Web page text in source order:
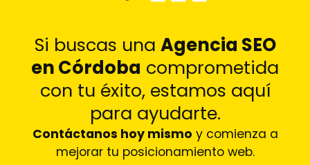
Si buscas una Agencia SEO
en Córdoba comprometida
con tu éxito, estamos aquí
para ayudarte.
Contáctanos hoy mismo y comienza a
mejorar tu posicionamiento web.